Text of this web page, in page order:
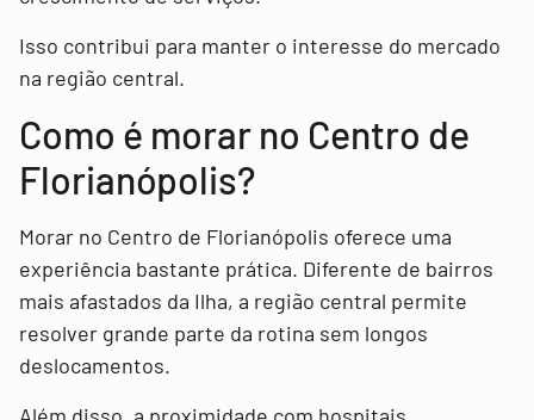
Isso contribui para manter o interesse do mercado
na região central.
Como é morar no Centro de
Florianópolis?
Morar no Centro de Florianópolis oferece uma
experiência bastante prática. Diferente de bairros
mais afastados da Ilha, a região central permite
resolver grande parte da rotina sem longos
deslocamentos.
Além disso, a proximidade com hospitais,